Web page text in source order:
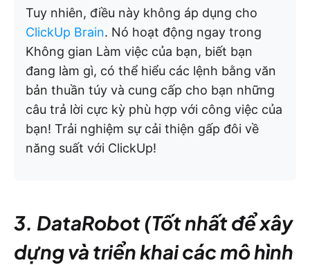
Tuy nhiên, điều này không áp dụng cho
ClickUp Brain. Nó hoạt động ngay trong
Không gian Làm việc của bạn, biết bạn
đang làm gì, có thể hiểu các lệnh bằng văn
bản thuần túy và cung cấp cho bạn những
câu trả lời cực kỳ phù hợp với công việc của
bạn! Trải nghiệm sự cải thiện gấp đôi về
năng suất với ClickUp!
3. DataRobot (Tốt nhất để xây
dựng và triển khai các mô hình